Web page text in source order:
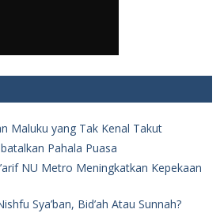
Maluku yang Tak Kenal Takut
Pahala Puasa
NU Metro Meningkatkan Kepekaan
Sya’ban, Bid’ah Atau Sunnah?